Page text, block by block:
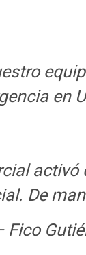
en
De
Fico